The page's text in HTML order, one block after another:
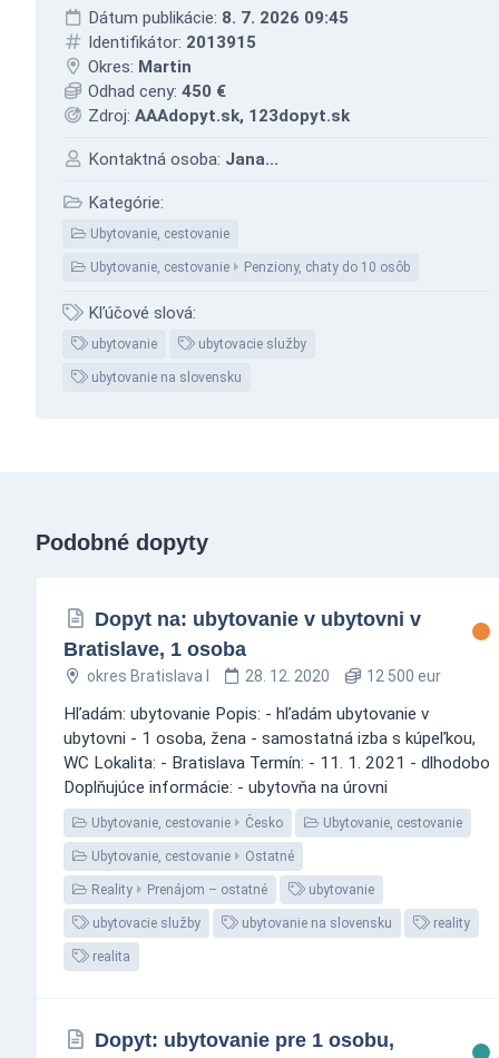
Dátum publikácie: 8. 7. 2026 09:45
Identifikátor: 2013915
Okres: Martin
Odhad ceny: 450 €
Zdroj: AAAdopyt.sk, 123dopyt.sk
Kontaktná osoba: Jana...
Kategórie:
Ubytovanie, cestovanie
Ubytovanie, cestovanie Penziony, chaty do 10 osôb
Kľúčové slová:
ubytovanie ubytovacie služby
ubytovanie na slovensku
Podobné dopyty
Dopyt na: ubytovanie v ubytovni v
Bratislave, 1 osoba
okres Bratislava I 28. 12. 2020 12 500 eur
Hľadám: ubytovanie Popis: - hľadám ubytovanie v
ubytovni - 1 osoba, žena - samostatná izba s kúpeľkou,
WC Lokalita: - Bratislava Termín: - 11. 1. 2021 - dlhodobo
Doplňujúce informácie: - ubytovňa na úrovni
Ubytovanie, cestovanie Česko Ubytovanie, cestovanie
Ubytovanie, cestovanie Ostatné
Reality Prenájom – ostatné ubytovanie
ubytovacie služby ubytovanie na slovensku reality
realita
Dopyt: ubytovanie pre 1 osobu,